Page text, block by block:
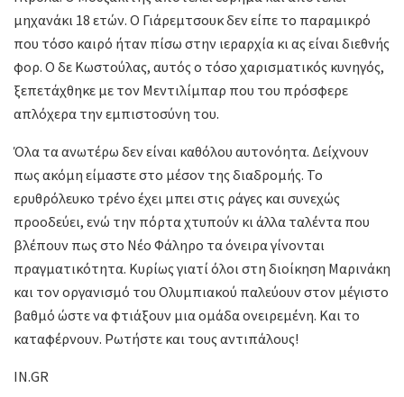
μηχανάκι 18 ετών. Ο Γιάρεμτσουκ δεν είπε το παραμικρό
που τόσο καιρό ήταν πίσω στην ιεραρχία κι ας είναι διεθνής
φορ. Ο δε Κωστούλας, αυτός ο τόσο χαρισματικός κυνηγός,
ξεπετάχθηκε με τον Μεντιλίμπαρ που του πρόσφερε
απλόχερα την εμπιστοσύνη του.
Όλα τα ανωτέρω δεν είναι καθόλου αυτονόητα. Δείχνουν
πως ακόμη είμαστε στο μέσον της διαδρομής. Το
ερυθρόλευκο τρένο έχει μπει στις ράγες και συνεχώς
προοδεύει, ενώ την πόρτα χτυπούν κι άλλα ταλέντα που
βλέπουν πως στο Νέο Φάληρο τα όνειρα γίνονται
πραγματικότητα. Κυρίως γιατί όλοι στη διοίκηση Μαρινάκη
και τον οργανισμό του Ολυμπιακού παλεύουν στον μέγιστο
βαθμό ώστε να φτιάξουν μια ομάδα ονειρεμένη. Και το
καταφέρνουν. Ρωτήστε και τους αντιπάλους!
IN.GR